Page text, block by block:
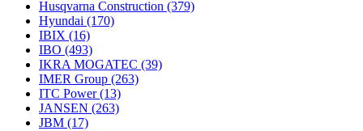
Husqvarna Construction (379)
Hyundai (170)
IBIX (16)
IBO (493)
IKRA MOGATEC (39)
IMER Group (263)
ITC Power(13)
JANSEN (263)
JBM (17)